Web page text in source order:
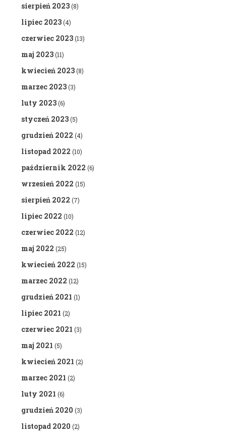
sierpień 2023(8)
lipiec 2023(4)
czerwiec 2023(13)
maj 2023(11)
kwiecień 2023(8)
marzec 2023(3)
luty 2023(6)
styczeń 2023(5)
grudzień 2022 (4)
listopad 2022 (10)
październik 2022 (6)
wrzesień 2022 (15)
sierpień 2022 (7)
lipiec 2022 (10)
czerwiec 2022 (12)
maj 2022 (25)
kwiecień 2022 (15)
marzec 2022 (12)
grudzień 2021 (1)
lipiec 2021 (2)
czerwiec 2021 (3)
maj 2021 (5)
kwiecień 2021 (2)
marzec 2021 (2)
luty 2021 (6)
grudzień 2020 (3)
listopad 2020 (2)